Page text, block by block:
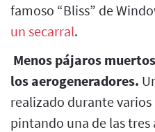
famoso “Bliss” de
un secarral.
Menos pájaros
los aerogeneradores.
realizado durante
pintando una de las tres